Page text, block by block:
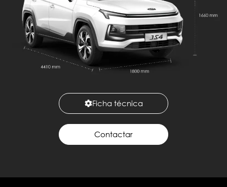
Ficha técnica
Contactar